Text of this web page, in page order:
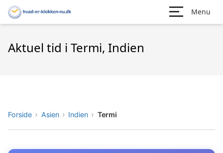
Menu
Aktuel tid i Termi, Indien
Forside Asien Indien Termi